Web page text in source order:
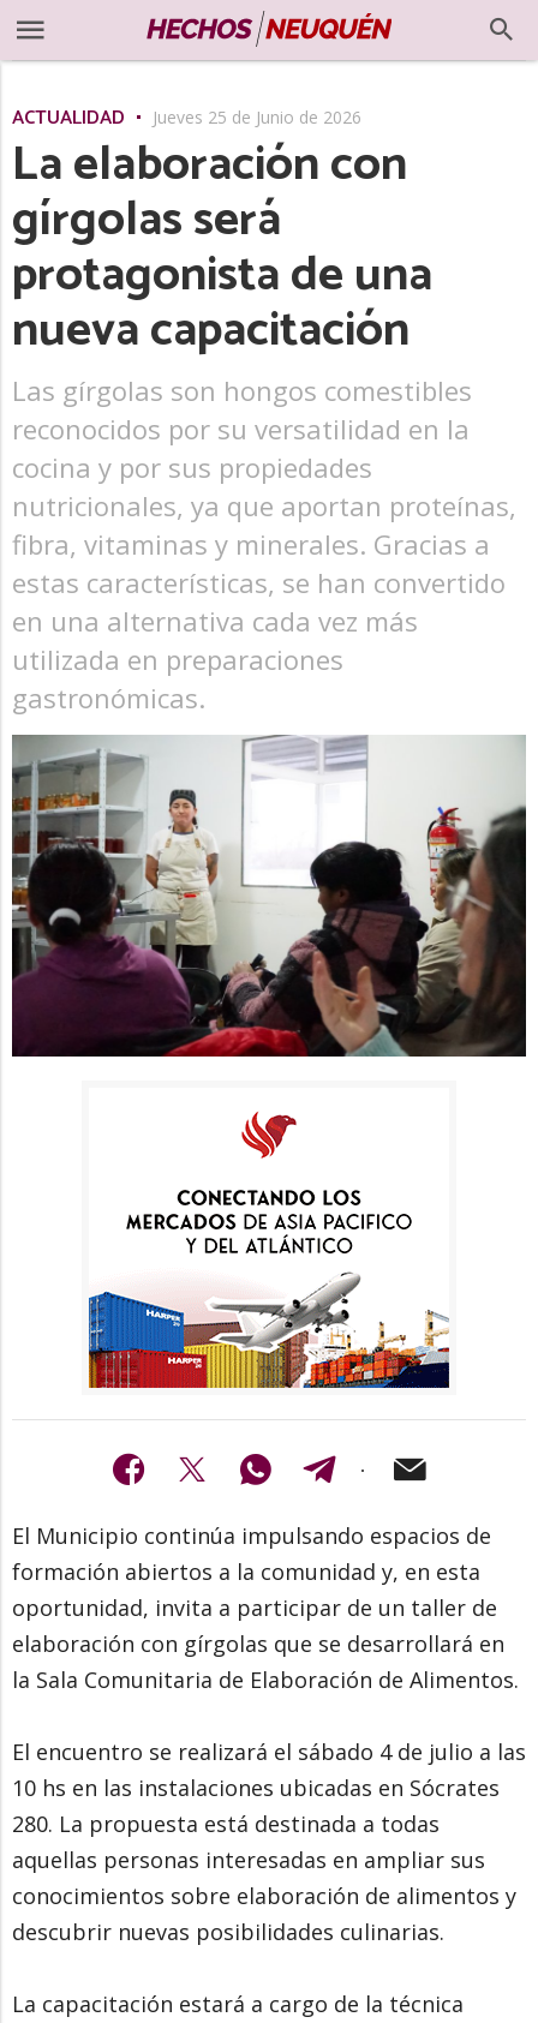
ACTUALIDAD Jueves 25 de Junio de 2026
La elaboración con
gírgolas será
protagonista de una
nueva capacitación
Las gírgolas son hongos comestibles
reconocidos por su versatilidad en la
cocina y por sus propiedades
nutricionales, ya que aportan proteínas,
fibra, vitaminas y minerales. Gracias a
estas características, se han convertido
en una alternativa cada vez más
utilizada en preparaciones
gastronómicas.
El Municipio continúa impulsando espacios de
formación abiertos a la comunidad y, en esta
oportunidad, invita a participar de un taller de
elaboración con gírgolas que se desarrollará en
la Sala Comunitaria de Elaboración de Alimentos.
El encuentro se realizará el sábado 4 de julio a las
10 hs en las instalaciones ubicadas en Sócrates
280. La propuesta está destinada a todas
aquellas personas interesadas en ampliar sus
conocimientos sobre elaboración de alimentos y
descubrir nuevas posibilidades culinarias.
La capacitación estará a cargo de la técnica